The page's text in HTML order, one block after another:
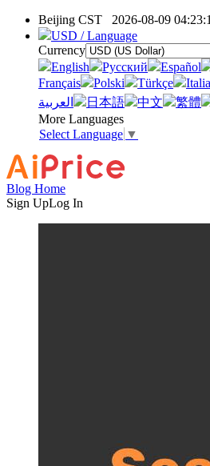
Beijing CST 2026-08-09
USD / Language
Currency
English
Pусский Español
Français
Polski Türkçe
العربية
日本語 中文 繁體
More Languages
Select Language ▼
Blog Home
Sign UpLog In